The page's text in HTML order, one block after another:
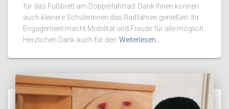
für das Fußbrett am Doppelfahrrad. Dank Ihnen können
auch kleinere Schülerinnen das Radfahren genießen. Ihr
Engagement macht Mobilität und Freude für alle möglich.
Herzlichen Dank auch für den Weiterlesen…